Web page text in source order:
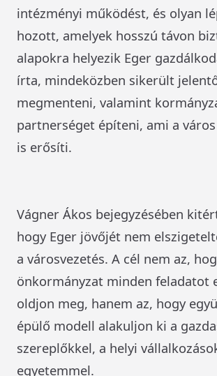
intézményi működést, és olyan
hozott, amelyek hosszú távon
alapokra helyezik Eger
írta, mindeközben sikerült
megmenteni, valamint
partnerséget építeni, ami a
is erősíti.
Vágner Ákos bejegyzésében
hogy Eger jövőjét nem
a városvezetés. A cél nem az,
önkormányzat minden feladatot
oldjon meg, hanem az, hogy
épülő modell alakuljon ki a
szereplőkkel, a helyi
egyetemmel.